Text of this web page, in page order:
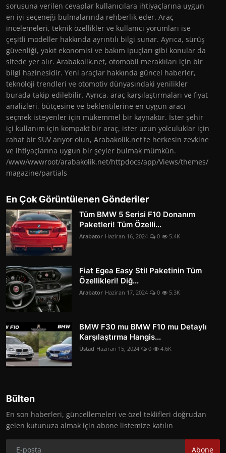
sorusuna verilen cevaplar kullanıcılara ihtiyaçlarına uygun
en iyi seçeneği bulmalarında rehberlik eder. Araç
incelemeleri, teknik özellikler ve kullanıcı yorumları ise
çeşitli modeller hakkında ayrıntılı bilgi sunar. Ayrıca, sürüş
güvenliği, yakıt ekonomisi ve bakım ipuçları gibi konular da
sitede yer alır. Arabakolik.net, otomobil meraklıları için bir
bilgi hazinesidir. Yeni araçlar hakkında güncel haberler,
teknoloji trendleri ve otomotiv dünyasındaki yenilikler
burada takip edilebilir. Ayrıca, araç karşılaştırmaları ve fiyat
analizleri, bütçesine ve beklentilerine en uygun aracı
seçmek isteyenler için mükemmel bir kaynaktır. İster şehir
içi kullanım için kompakt bir araç, ister uzun yolculuklar için
rahat bir SUV arıyor olun, Arabakolik.net'te herkesin zevkine
ve ihtiyaçlarına uygun bir şeyler bulmak mümkün.
/www/wwwroot/arabakolik.net/httpdocs/app/Views/themes/
magazine/partials
En Çok Görüntülenen Gönderiler
Tüm BMW 5 Serisi F10 Donanım
Paketleri! Tüm Özelli...
Arabator Haziran 16, 2024 0 5.4K
Fiat Egea Easy Stil Paketinin Tüm
Özellikleri! Diğ...
Arabator Haziran 17, 2024 0 5.3K
BMW F30 mu BMW F10 mu Detaylı
Karşılaştırma Hangis...
Üstad Haziran 15, 2024 0 4.6K
Bülten
En son haberleri, güncellemeleri ve özel teklifleri doğrudan
gelen kutunuza almak için abone listemize katılın
Abone